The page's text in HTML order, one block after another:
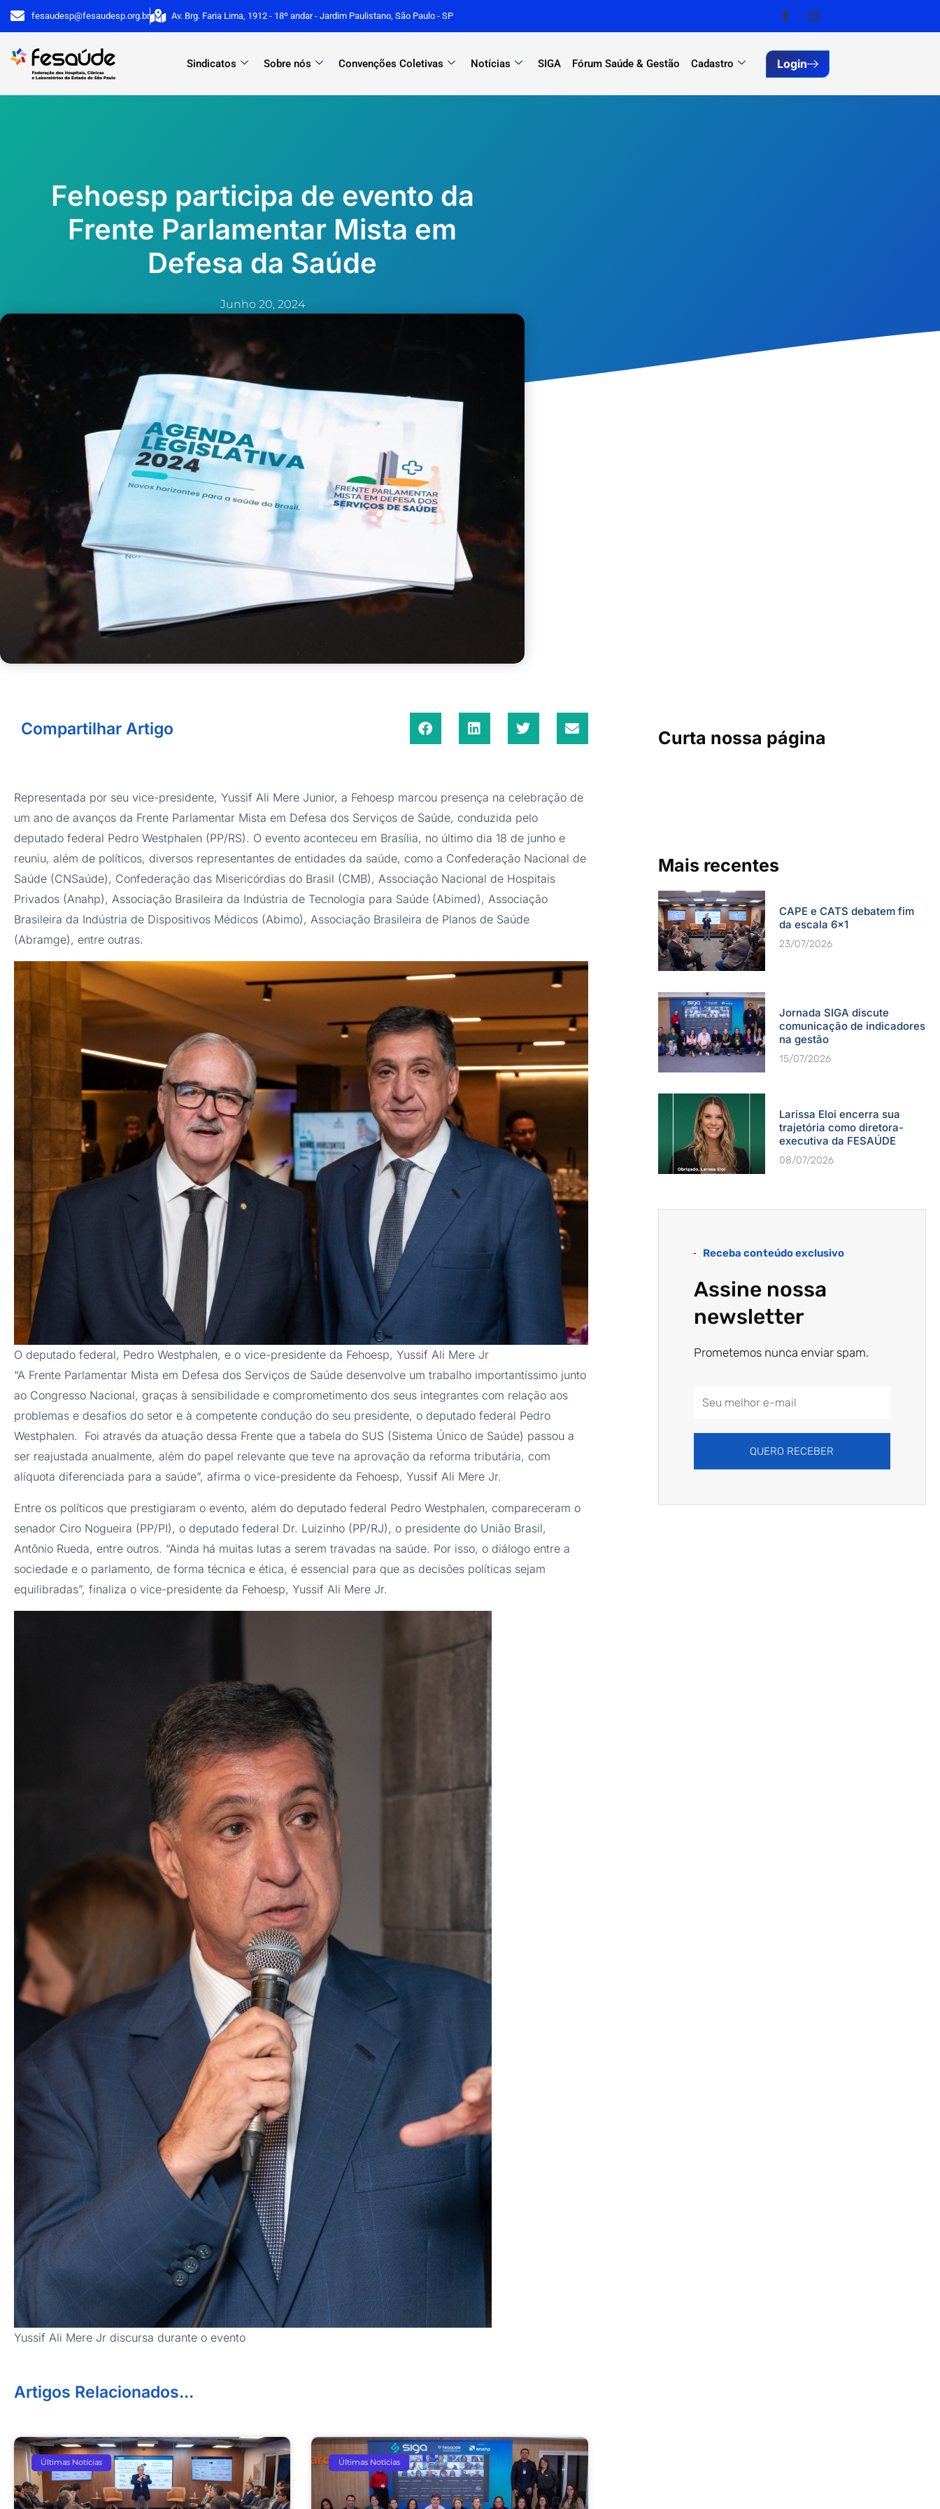
para
conteúdo
fesaudesp@fesaudesp.org.br Av. Brg. Faria Lima, 1912 - 18º andar - Jardim Paulistano, São Paulo - SP
Sindicatos Sobre nós Convenções Coletivas Notícias SIGA Fórum Saúde & Gestão Cadastro Login
Fehoesp participa de evento da
Frente Parlamentar Mista em
Defesa da Saúde
Junho 20, 2024
Compartilhar Artigo
Representada por seu vice-presidente, Yussif Ali Mere Junior, a Fehoesp marcou presença na celebração de
um ano de avanços da Frente Parlamentar Mista em Defesa dos Serviços de Saúde, conduzida pelo
deputado federal Pedro Westphalen (PP/RS). O evento aconteceu em Brasília, no último dia 18 de junho e
reuniu, além de políticos, diversos representantes de entidades da saúde, como a Confederação Nacional de
Saúde (CNSaúde), Confederação das Misericórdias do Brasil (CMB), Associação Nacional de Hospitais
Privados (Anahp), Associação Brasileira da Indústria de Tecnologia para Saúde (Abimed), Associação
Brasileira da Indústria de Dispositivos Médicos (Abimo), Associação Brasileira de Planos de Saúde
(Abramge), entre outras.
O deputado federal, Pedro Westphalen, e o vice-presidente da Fehoesp, Yussif Ali Mere Jr
“A Frente Parlamentar Mista em Defesa dos Serviços de Saúde desenvolve um trabalho importantíssimo junto
ao Congresso Nacional, graças à sensibilidade e comprometimento dos seus integrantes com relação aos
problemas e desafios do setor e à competente condução do seu presidente, o deputado federal Pedro
Westphalen. Foi através da atuação dessa Frente que a tabela do SUS (Sistema Único de Saúde) passou a
ser reajustada anualmente, além do papel relevante que teve na aprovação da reforma tributária, com
alíquota diferenciada para a saúde”, afirma o vice-presidente da Fehoesp, Yussif Ali Mere Jr.
Entre os políticos que prestigiaram o evento, além do deputado federal Pedro Westphalen, compareceram o
senador Ciro Nogueira (PP/PI), o deputado federal Dr. Luizinho (PP/RJ), o presidente do União Brasil,
Antônio Rueda, entre outros. “Ainda há muitas lutas a serem travadas na saúde. Por isso, o diálogo entre a
sociedade e o parlamento, de forma técnica e ética, é essencial para que as decisões políticas sejam
equilibradas”, finaliza o vice-presidente da Fehoesp, Yussif Ali Mere Jr.
Yussif Ali Mere Jr discursa durante o evento
Artigos Relacionados...
Últimas Notícias Últimas Notícias
Curta nossa página
Mais recentes
CAPE e CATS debatem fim
da escala 6×1
23/07/2026
Jornada SIGA discute
comunicação de indicadores
na gestão
15/07/2026
Larissa Eloi encerra sua
trajetória como diretora-
executiva da FESAÚDE
08/07/2026
Receba conteúdo exclusivo
Assine nossa
newsletter
Prometemos nunca enviar spam.
Email
QUERO RECEBER